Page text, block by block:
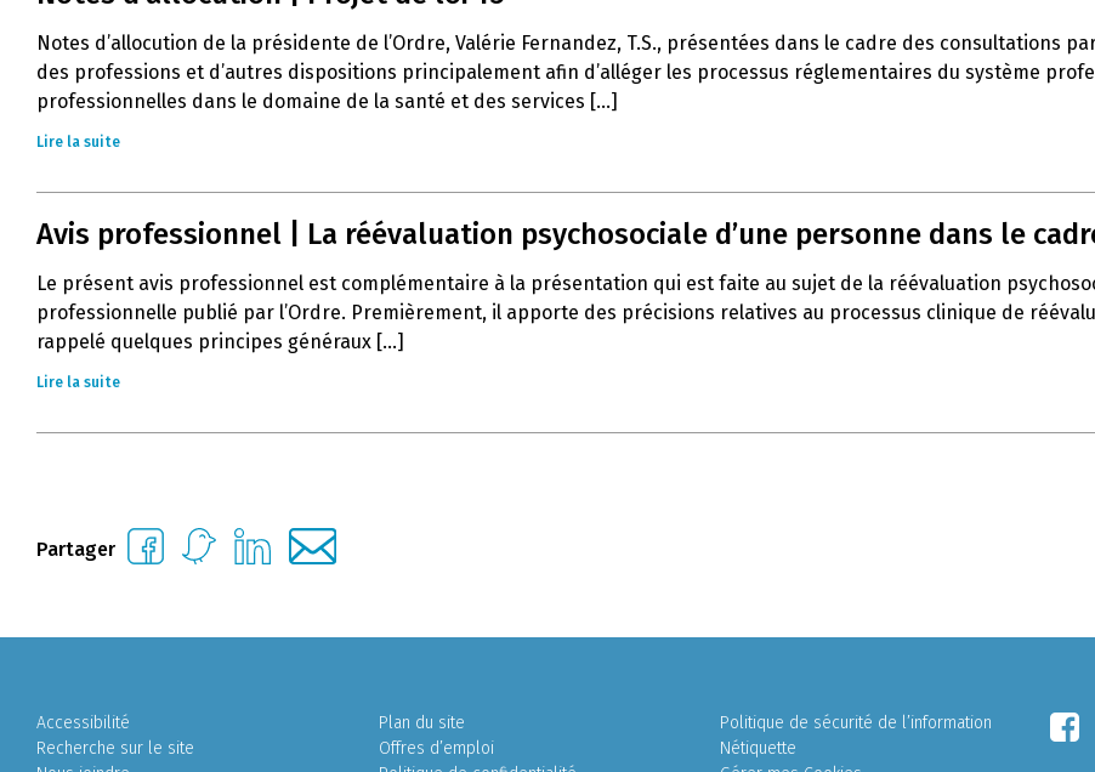
Notes d’allocution de la présidente de l’Ordre, Valérie Fernandez, T.S., présentées dans le cadre des consultations
des professions et d’autres dispositions principalement afin d’alléger les processus réglementaires du système
professionnelles dans le domaine de la santé et des services [...]
Lire la suite
Avis professionnel | La réévaluation psychosociale d’une personne dans le
Le présent avis professionnel est complémentaire à la présentation qui est faite au sujet de la réévaluation
professionnelle publié par l’Ordre. Premièrement, il apporte des précisions relatives au processus clinique de
rappelé quelques principes généraux [...]
Lire la suite
Partager
Accessibilité
Recherche sur le site
Plan du site
Offres d’emploi
Politique de sécurité de l’information
Nétiquette